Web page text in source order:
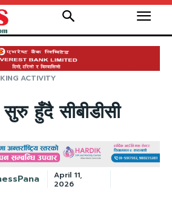
ACTIVITY
हुँदै सीबीडीसी
April 11,
2026